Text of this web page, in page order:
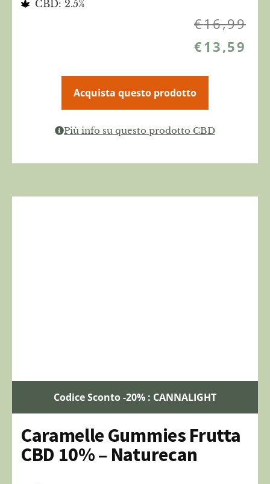
CBD: 2.5%
€16,99
€13,59
Acquista questo prodotto
Più info su questo prodotto CBD
Codice Sconto -20% : CANNALIGHT
Caramelle Gummies Frutta
CBD 10% – Naturecan